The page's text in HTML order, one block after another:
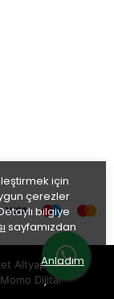
için
çerezler
bilgiye
sayfamızdan
Anladım
Altyapısı ile
Momo Dijital